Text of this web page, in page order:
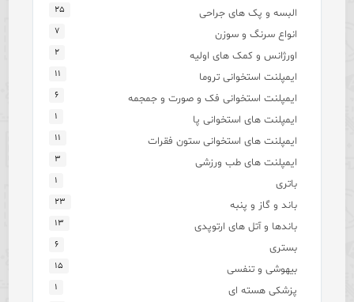
البسه و پک های جراحی ۲۵
انواع سرنگ و سوزن ۷
اورژانس و کمک های اولیه ۲
ایمپلنت استخوانی تروما ۱۱
ایمپلنت استخوانی فک و صورت و جمجمه ۶
ایمپلنت های استخوانی پا ۱
ایمپلنت های استخوانی ستون فقرات ۱۱
ایمپلنت های طب ورزشی ۳
باتری ۱
باند و گاز و پنبه ۲۳
باندها و آتل های ارتوپدی ۱۳
بستری ۶
بیهوشی و تنفسی ۱۵
پزشکی هسته ای ۱